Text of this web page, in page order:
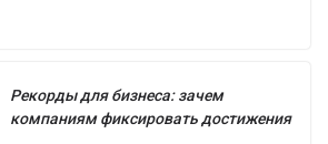
Рекорды для бизнеса: зачем
компаниям фиксировать достижения